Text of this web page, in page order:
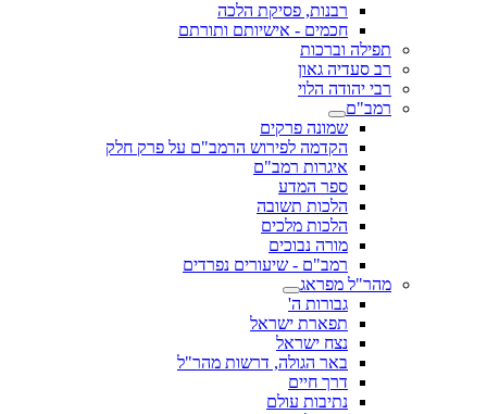
רבנות, פסיקת הלכה
חכמים - אישיותם ותורתם
תפילה וברכות
רב סעדיה גאון
רבי יהודה הלוי
רמב"ם
שמונה פרקים
הקדמה לפירוש הרמב"ם על פרק חלק
איגרות רמב"ם
ספר המדע
הלכות תשובה
הלכות מלכים
מורה נבוכים
רמב"ם - שיעורים נפרדים
מהר"ל מפראג
גבורות ה'
תפארת ישראל
נצח ישראל
באר הגולה, דרשות מהר"ל
דרך חיים
נתיבות עולם